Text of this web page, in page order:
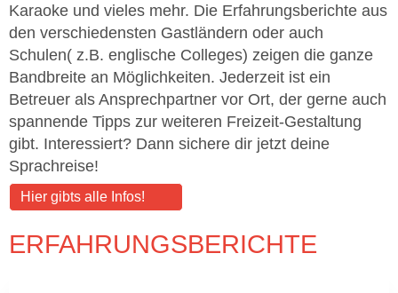
Karaoke und vieles mehr. Die Erfahrungsberichte aus
den verschiedensten Gastländern oder auch
Schulen( z.B. englische Colleges) zeigen die ganze
Bandbreite an Möglichkeiten. Jederzeit ist ein
Betreuer als Ansprechpartner vor Ort, der gerne auch
spannende Tipps zur weiteren Freizeit-Gestaltung
gibt. Interessiert? Dann sichere dir jetzt deine
Sprachreise!
Hier gibts alle Infos!
ERFAHRUNGSBERICHTE